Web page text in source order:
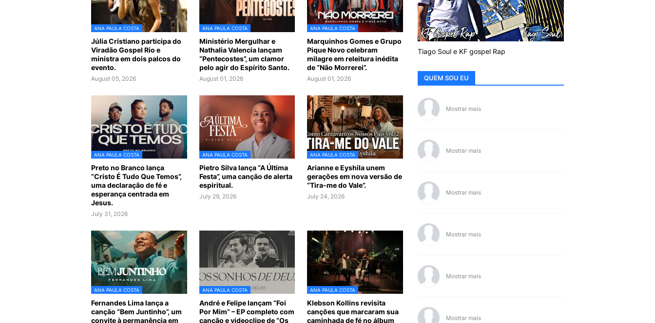
ANA PAULA COSTA
Júlia Cristiano participa do
Viradão Gospel Rio e
ministra em dois palcos do
evento.
August 05, 2026
ANA PAULA COSTA
Ministério Mergulhar e
Nathalia Valencia lançam
“Pentecostes”, um clamor
pelo agir do Espírito Santo.
August 01, 2026
ANA PAULA COSTA
Marquinhos Gomes e Grupo
Pique Novo celebram
milagre em releitura inédita
de “Não Morrerei”.
August 01, 2026
ANA PAULA COSTA
Preto no Branco lança
“Cristo É Tudo Que Temos”,
uma declaração de fé e
esperança centrada em
Jesus.
July 31, 2026
ANA PAULA COSTA
Pietro Silva lança “A Última
Festa”, uma canção de alerta
espiritual.
July 29, 2026
ANA PAULA COSTA
Arianne e Eyshila unem
gerações em nova versão de
“Tira-me do Vale”.
July 24, 2026
ANA PAULA COSTA
Fernandes Lima lança a
canção “Bem Juntinho”, um
convite à permanência em
ANA PAULA COSTA
André e Felipe lançam “Foi
Por Mim” – EP completo com
canção e videoclipe de “Os
ANA PAULA COSTA
Klebson Kollins revisita
canções que marcaram sua
caminhada de fé no álbum
Tiago Soul e KF gospel Rap
QUEM SOU EU
Mostrar mais
Mostrar mais
Mostrar mais
Mostrar mais
Mostrar mais
Mostrar mais